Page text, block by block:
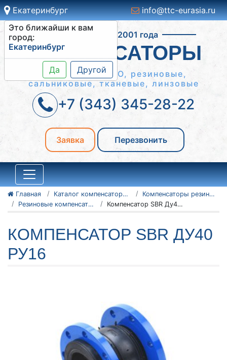
Екатеринбург
Это ближайши к вам
город:
Екатеринбург
Да Другой
info@ttc-eurasia.ru
Работаем с 2001 года
КОМПЕНСАТОРЫ
Сильфонные КСО, резиновые,
сальниковые, тканевые, линзовые
+7 (343) 345-28-22
Заявка Перезвонить
Главная Каталог компенсаторов
Компенсаторы резиновые антивибрационные
Резиновые компенсаторы SBR
Компенсатор SBR Ду40 Ру16
КОМПЕНСАТОР SBR ДУ40
РУ16